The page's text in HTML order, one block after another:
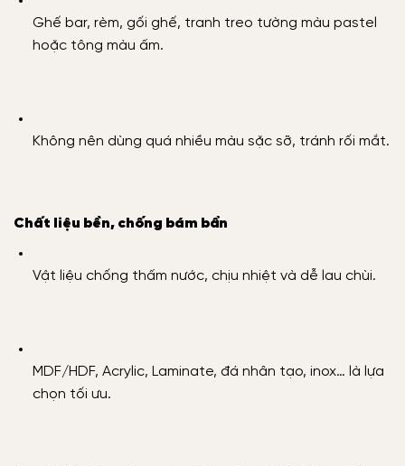
Ghế bar, rèm, gối ghế, tranh treo tường màu pastel
hoặc tông màu ấm.
Không nên dùng quá nhiều màu sặc sỡ, tránh rối mắt.
Chất liệu bền, chống bám bẩn
Vật liệu chống thấm nước, chịu nhiệt và dễ lau chùi.
MDF/HDF, Acrylic, Laminate, đá nhân tạo, inox… là lựa
chọn tối ưu.